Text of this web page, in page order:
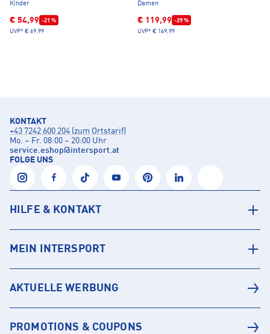
Kinder
€ 54,99 -21 %
UVP* € 69,99
Damen
€ 119,99 -29 %
UVP* € 169,99
KONTAKT
+43 7242 600 204 (zum Ortstarif)
Mo. – Fr. 08:00 – 20:00 Uhr
service.eshop@intersport.at
FOLGE UNS
HILFE & KONTAKT
MEIN INTERSPORT
AKTUELLE WERBUNG
PROMOTIONS & COUPONS